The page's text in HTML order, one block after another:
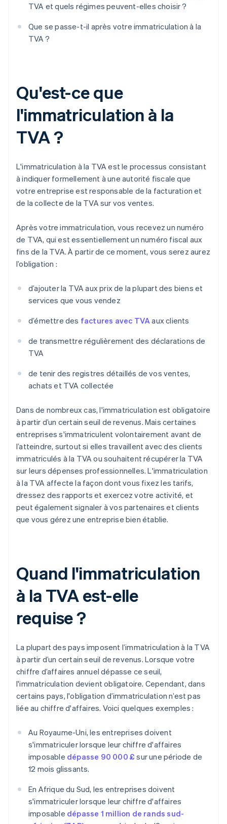
TVA et quels régimes peuvent-elles choisir ?
Que se passe-t-il après votre immatriculation à la
TVA ?
Qu'est-ce que
l'immatriculation à la
TVA ?
L'immatriculation à la TVA est le processus consistant
à indiquer formellement à une autorité fiscale que
votre entreprise est responsable de la facturation et
de la collecte de la TVA sur vos ventes.
Après votre immatriculation, vous recevez un numéro
de TVA, qui est essentiellement un numéro fiscal aux
fins de la TVA. À partir de ce moment, vous serez aurez
l’obligation :
d’ajouter la TVA aux prix de la plupart des biens et
services que vous vendez
d’émettre des factures avec TVAaux clients
de transmettre régulièrement des déclarations de
TVA
de tenir des registres détaillés de vos ventes,
achats et TVA collectée
Dans de nombreux cas, l'immatriculation est obligatoire
à partir d’un certain seuil de revenus. Mais certaines
entreprises s'immatriculent volontairement avant de
l’atteindre, surtout si elles travaillent avec des clients
immatriculés à la TVA ou souhaitent récupérer la TVA
sur leurs dépenses professionnelles. L'immatriculation
à la TVA affecte la façon dont vous fixez les tarifs,
dressez des rapports et exercez votre activité, et
peut également signaler à vos partenaires et clients
que vous gérez une entreprise bien établie.
Quand l'immatriculation
à la TVA est-elle
requise ?
La plupart des pays imposent l’immatriculation à la TVA
à partir d’un certain seuil de revenus. Lorsque votre
chiffre d’affaires annuel dépasse ce seuil,
l'immatriculation devient obligatoire. Cependant, dans
certains pays, l'obligation d’immatriculation n’est pas
liée au chiffre d'affaires. Voici quelques exemples :
Au Royaume-Uni, les entreprises doivent
s'immatriculer lorsque leur chiffre d'affaires
imposable dépasse 90 000 £ sur une période de
12 mois glissants.
En Afrique du Sud, les entreprises doivent
s'immatriculer lorsque leur chiffre d'affaires
imposable dépasse 1 million de rands sud-